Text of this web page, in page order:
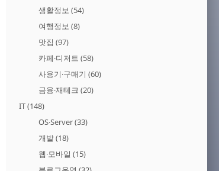
생활정보 (54)
여행정보 (8)
맛집 (97)
카페·디저트 (58)
사용기·구매기 (60)
금융·재테크 (20)
IT(148)
OS·Server(33)
개발(18)
웹·모바일 (15)